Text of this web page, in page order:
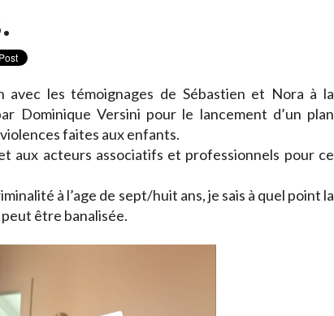
avec les témoignages de Sébastien et Nora à la
Dominique Versini pour le lancement d’un plan
faites aux enfants.
aux acteurs associatifs et professionnels pour ce
à l’age de sept/huit ans, je sais à quel point la
être banalisée.